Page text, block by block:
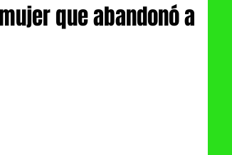
que abandonó a